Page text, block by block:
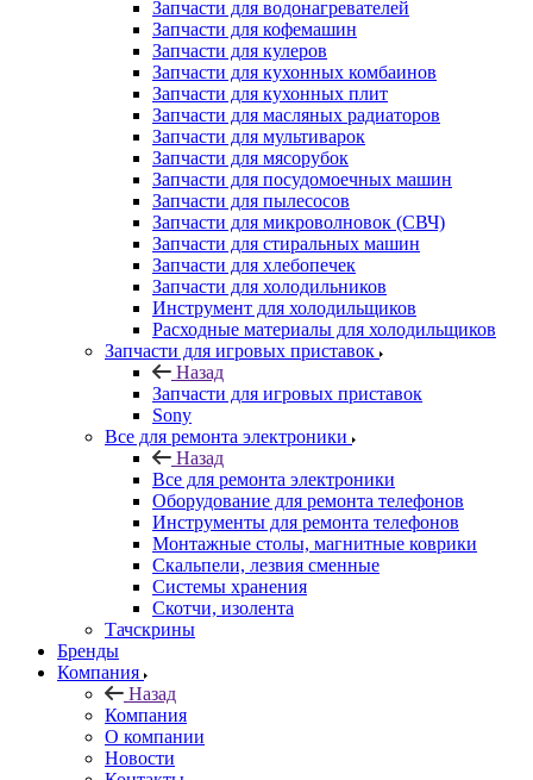
Запчасти для кухонных плит
Запчасти для масляных радиаторов
Запчасти для мультиварок
Запчасти для мясорубок
Запчасти для посудомоечных машин
Запчасти для пылесосов
Запчасти для микроволновок (СВЧ)
Запчасти для стиральных машин
Запчасти для хлебопечек
Запчасти для холодильников
Инструмент для холодильщиков
Расходные материалы для холодильщиков
Запчасти для игровых приставок
Назад
Запчасти для игровых приставок
Sony
Все для ремонта электроники
Назад
Все для ремонта электроники
Оборудование для ремонта телефонов
Инструменты для ремонта телефонов
Монтажные столы, магнитные коврики
Скальпели, лезвия сменные
Системы хранения
Скотчи, изолента
Тачскрины
Компания
Назад
Компания
О компании
Новости
Контакты
Контакты
Личный кабинет